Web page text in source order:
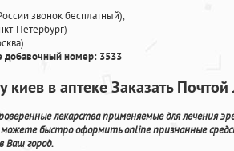
звонок бесплатный),
Петербург)
добавочный номер: 3533
киев в аптеке Заказать
лекарства применяемые для лечения
можете быстро оформить online признанные
Ваш город.